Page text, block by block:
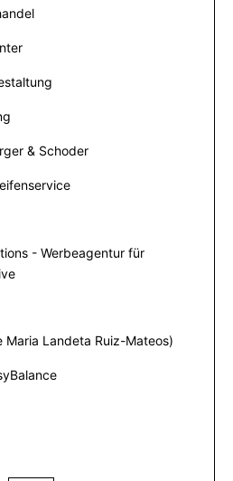
& Schoder
- Werbeagentur für
Maria Landeta Ruiz-Mateos)